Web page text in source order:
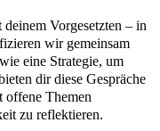
Vorgesetzten – in
wir gemeinsam
eine Strategie, um
dir diese Gespräche
Themen
zu reflektieren.